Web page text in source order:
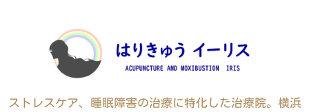
ストレスケア、睡眠障害の治療に特化した治療院。横浜